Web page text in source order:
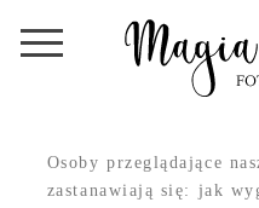
Osoby przeglądające
zastanawiają się: jak